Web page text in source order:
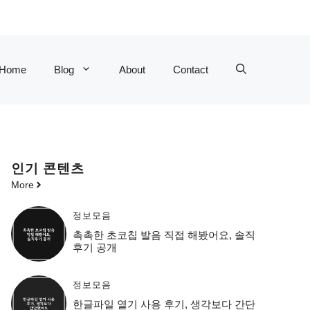
Home Blog About Contact
인기 콘텐츠
More
정보모음
촉촉한 초코칩 발음 직접 해봤어요, 솔직
후기 공개
정보모음
한글파일 열기 사용 후기, 생각보다 간단